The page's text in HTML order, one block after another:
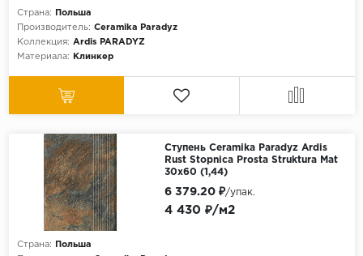
Страна:
Польша
Производитель: Ceramika Paradyz
Коллекция: Ardis PARADYZ
Материала:
Клинкер
Ступень Ceramika Paradyz Ardis
Rust Stopnica Prosta Struktura Mat
30x60 (1,44)
Страна:
Польша
4 430 ₽/м2
6 379.20 ₽/упак.